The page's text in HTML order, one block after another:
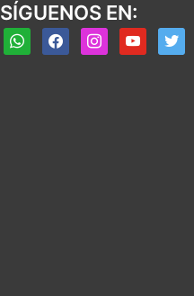
SÍGUENOS EN:
whatsappfacebookinstagramyoutubetwitter